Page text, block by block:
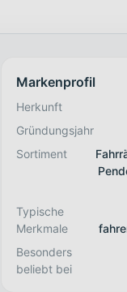
Markenprofil
Herkunft
Gründungsjahr
Sortiment
Typische
Merkmale
Besonders
beliebt bei